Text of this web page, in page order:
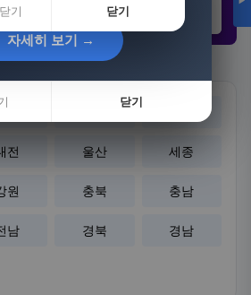
8,892원
산
전 울산 세종
원 충북 충남
남 경북 경남
기 닫기
자세히 보기 →
닫기
자세히 보기 →
닫기